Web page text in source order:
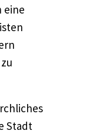
eine
Stadt